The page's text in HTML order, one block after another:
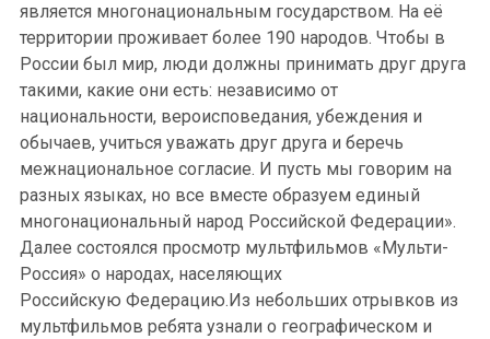
является многонациональным государством. На её
территории проживает более 190 народов. Чтобы в
России был мир, люди должны принимать друг друга
такими, какие они есть: независимо от
национальности, вероисповедания, убеждения и
обычаев, учиться уважать друг друга и беречь
межнациональное согласие. И пусть мы говорим на
разных языках, но все вместе образуем единый
многонациональный народ Российской Федерации».
Далее состоялся просмотр мультфильмов «Мульти-
Россия» о народах, населяющих
Российскую Федерацию.Из небольших отрывков из
мультфильмов ребята узнали о географическом и